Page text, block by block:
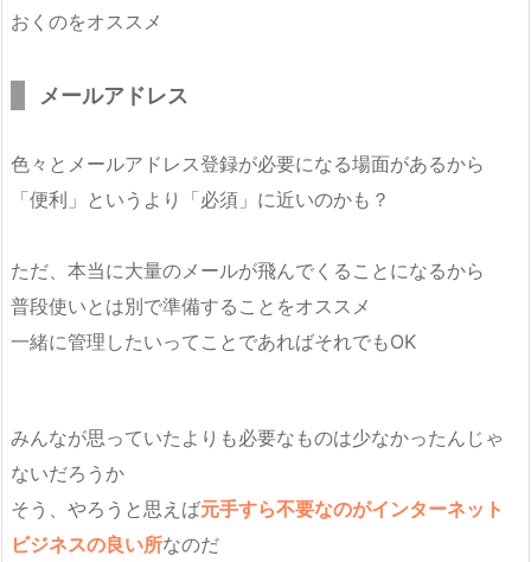
おくのをオススメ
メールアドレス
色々とメールアドレス登録が必要になる場面があるから
「便利」というより「必須」に近いのかも？
ただ、本当に大量のメールが飛んでくることになるから
普段使いとは別で準備することをオススメ
一緒に管理したいってことであればそれでもOK
みんなが思っていたよりも必要なものは少なかったんじゃ
ないだろうか
そう、やろうと思えば元手すら不要なのがインターネット
ビジネスの良い所なのだ